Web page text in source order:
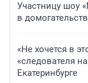
Участницу шоу
в
«Не хочется в
«следователя
Екатеринбурге